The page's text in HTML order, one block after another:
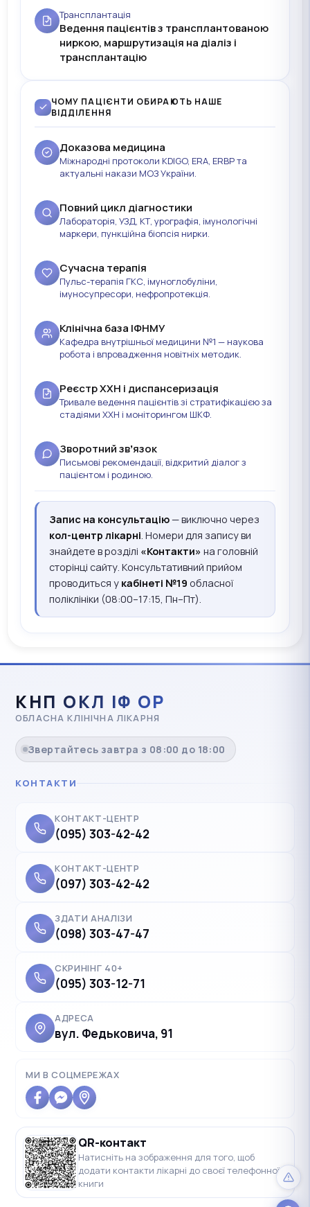
Français
English
Трансплантація
Ведення пацієнтів з трансплантованою
ниркою, маршрутизація на діаліз і
трансплантацію
ЧОМУ ПАЦІЄНТИ ОБИРАЮТЬ НАШЕ
ВІДДІЛЕННЯ
Доказова медицина
Міжнародні протоколи KDIGO, ERA, ERBP та
актуальні накази МОЗ України.
Повний цикл діагностики
Лабораторія, УЗД, КТ, урографія, імунологічні
маркери, пункційна біопсія нирки.
Сучасна терапія
Пульс-терапія ГКС, імуноглобуліни,
імуносупресори, нефропротекція.
Клінічна база ІФНМУ
Кафедра внутрішньої медицини №1 — наукова
робота і впровадження новітніх методик.
Реєстр ХХН і диспансеризація
Тривале ведення пацієнтів зі стратифікацією за
стадіями ХХН і моніторингом ШКФ.
Зворотний звʼязок
Письмові рекомендації, відкритий діалог з
пацієнтом і родиною.
Запис на консультацію— виключно через
кол-центр лікарні. Номери для запису ви
знайдете в розділі «Контакти» на головній
сторінці сайту. Консультативний прийом
проводиться у кабінеті №19 обласної
поліклініки (08:00–17:15, Пн–Пт).
КНП ОКЛ ІФ ОР
ОБЛАСНА КЛІНІЧНА ЛІКАРНЯ
Звертайтесь завтра з 08:00 до 18:00
КОНТАКТИ
КОНТАКТ-ЦЕНТР
(095) 303-42-42
КОНТАКТ-ЦЕНТР
(097) 303-42-42
ЗДАТИ АНАЛІЗИ
(098) 303-47-47
СКРИНІНГ 40+
(095) 303-12-71
АДРЕСА
вул. Федьковича, 91
МИ В СОЦМЕРЕЖАХ
QR-контакт
Натисніть на зображення для того, щоб
додати контакти лікарні до своєї телефонної
книги